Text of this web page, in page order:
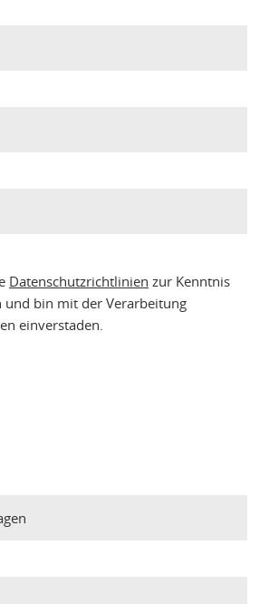
Datenschutzrichtlinien zur Kenntnis
und bin mit der Verarbeitung
einverstaden.